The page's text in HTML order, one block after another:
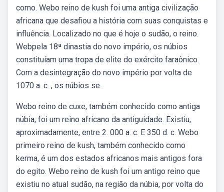
como. Webo reino de kush foi uma antiga civilização
africana que desafiou a história com suas conquistas e
influência. Localizado no que é hoje o sudão, o reino.
Webpela 18ª dinastia do novo império, os núbios
constituíam uma tropa de elite do exército faraônico.
Com a desintegração do novo império por volta de
1070 a. c. , os núbios se.
Webo reino de cuxe, também conhecido como antiga
núbia, foi um reino africano da antiguidade. Existiu,
aproximadamente, entre 2. 000 a. c. E 350 d. c. Webo
primeiro reino de kush, também conhecido como
kerma, é um dos estados africanos mais antigos fora
do egito. Webo reino de kush foi um antigo reino que
existiu no atual sudão, na região da núbia, por volta do